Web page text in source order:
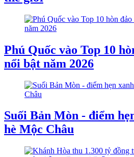
Phú Quốc vào Top 10
nổi bật năm 2026
Suối Bản Mòn - điểm
hè Mộc Châu